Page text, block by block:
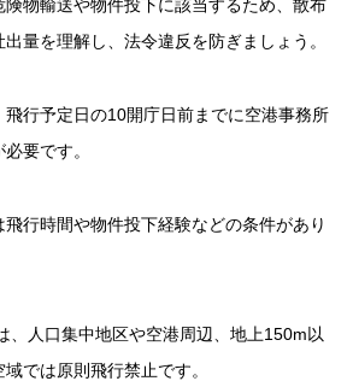
物輸送や物件投下に該当するため、散布
量を理解し、法令違反を防ぎましょう。
飛行予定日の10開庁日前までに空港事務所
要です。
飛行時間や物件投下経験などの条件があり
、人口集中地区や空港周辺、地上150m以
では原則飛行禁止です。